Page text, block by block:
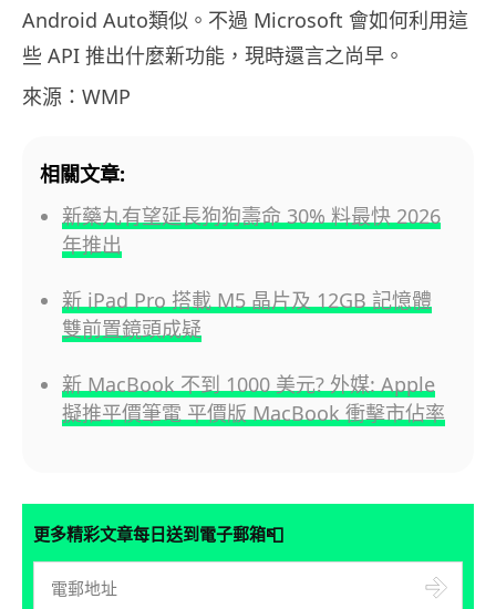
Android Auto類似。不過 Microsoft 會如何利用這
些 API 推出什麼新功能，現時還言之尚早。
來源：WMP
相關文章:
新藥丸有望延長狗狗壽命 30% 料最快 2026
年推出
新 iPad Pro 搭載 M5 晶片及 12GB 記憶體
雙前置鏡頭成疑
新 MacBook 不到 1000 美元? 外媒: Apple
擬推平價筆電 平價版 MacBook 衝擊市佔率
更多精彩文章每日送到電子郵箱📮